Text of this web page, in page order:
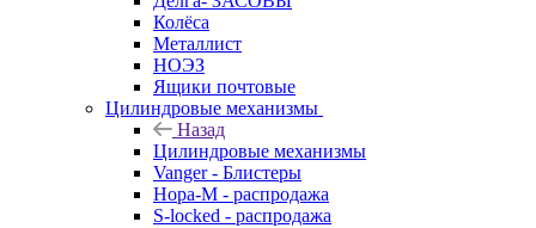
Колёса
Металлист
НОЭЗ
Ящики почтовые
Цилиндровые механизмы
Назад
Цилиндровые механизмы
Vanger - Блистеры
Нора-М - распродажа
S-locked - распродажа